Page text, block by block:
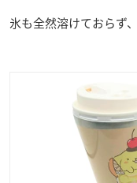
氷も全然溶けておらず